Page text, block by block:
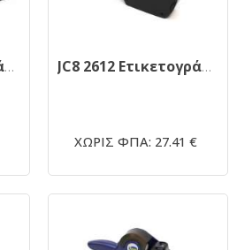
JH8 2112 Ετικετογράφος Jolly red JC8 2612 Ετικετογράφος Jolly Ιταλίας
ΧΩΡΙΣ ΦΠΑ: 27.41 €